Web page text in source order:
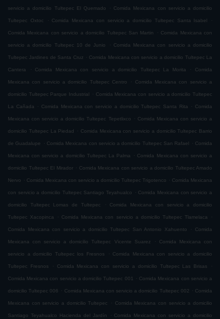
servicio a domicilio Tultepec El Quemado . Comida Mexicana con servicio a domicilio
Tultepec Oxtoc . Comida Mexicana con servicio a domicilio Tultepec Santa Isabel .
Comida Mexicana con servicio a domicilio Tultepec San Martin . Comida Mexicana con
servicio a domicilio Tultepec 10 de Junio . Comida Mexicana con servicio a domicilio
Tultepec Jardines de Santa Cruz . Comida Mexicana con servicio a domicilio Tultepec La
Cantera . Comida Mexicana con servicio a domicilio Tultepec La Morita . Comida
Mexicana con servicio a domicilio Tultepec Centro . Comida Mexicana con servicio a
domicilio Tultepec Parque Industrial . Comida Mexicana con servicio a domicilio Tultepec
La Cañada . Comida Mexicana con servicio a domicilio Tultepec Santa Rita . Comida
Mexicana con servicio a domicilio Tultepec Tepetlixco . Comida Mexicana con servicio a
domicilio Tultepec La Piedad . Comida Mexicana con servicio a domicilio Tultepec Barrio
de Guadalupe . Comida Mexicana con servicio a domicilio Tultepec San Rafael . Comida
Mexicana con servicio a domicilio Tultepec La Palma . Comida Mexicana con servicio a
domicilio Tultepec El Mirador . Comida Mexicana con servicio a domicilio Tultepec Amado
Nervo . Comida Mexicana con servicio a domicilio Tultepec Trigotenco . Comida Mexicana
con servicio a domicilio Tultepec Santiago Teyahualco . Comida Mexicana con servicio a
domicilio Tultepec Lomas de Tultepec . Comida Mexicana con servicio a domicilio
Tultepec Xacopinca . Comida Mexicana con servicio a domicilio Tultepec Tlamelaca .
Comida Mexicana con servicio a domicilio Tultepec San Antonio Xahuento . Comida
Mexicana con servicio a domicilio Tultepec Vicente Suarez . Comida Mexicana con
servicio a domicilio Tultepec los Fresnos . Comida Mexicana con servicio a domicilio
Tultepec Fresnos . Comida Mexicana con servicio a domicilio Tultepec Las Brisas .
Comida Mexicana con servicio a domicilio Tultepec 001 . Comida Mexicana con servicio a
domicilio Tultepec 006 . Comida Mexicana con servicio a domicilio Tultepec 002 . Comida
Mexicana con servicio a domicilio Tultepec . Comida Mexicana con servicio a domicilio
Santiago Teyahualco Hacienda del Jardín . Comida Mexicana con servicio a domicilio